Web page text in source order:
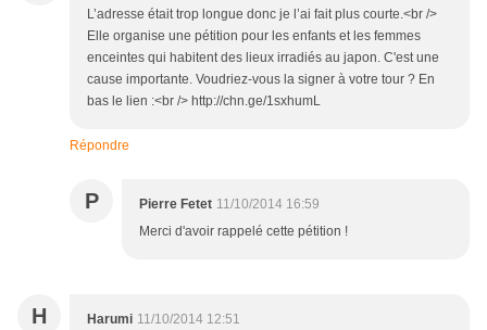
L’adresse était trop longue donc je l’ai fait plus courte.<br />
Elle organise une pétition pour les enfants et les femmes
enceintes qui habitent des lieux irradiés au japon. C'est une
cause importante. Voudriez-vous la signer à votre tour ? En
bas le lien :<br /> http://chn.ge/1sxhumL
Répondre
P Pierre Fetet 11/10/2014 16:59
Merci d'avoir rappelé cette pétition !
H Harumi 11/10/2014 12:51